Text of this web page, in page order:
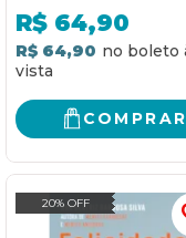
despertar repleto de
energia e disposição
R$ 64,90
R$ 64,90
COMPRAR
20% OFF